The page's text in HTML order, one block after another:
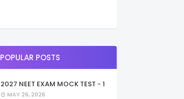
POPULAR POSTS
2027 NEET EXAM MOCK TEST - 1
MAY 26, 2026